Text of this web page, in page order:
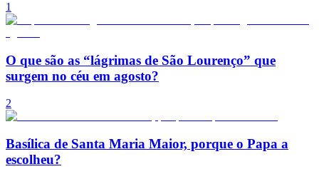
1
O que são as “lágrimas de São Lourenço” que
surgem no céu em agosto?
2
Basílica de Santa Maria Maior, porque o Papa a
escolheu?